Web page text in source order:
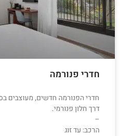
חדרי פנורמה
חדרי הפנורמה חדשים, מעוצבים
דרך חלון פנורמי.
–
הרכב: עד זוג